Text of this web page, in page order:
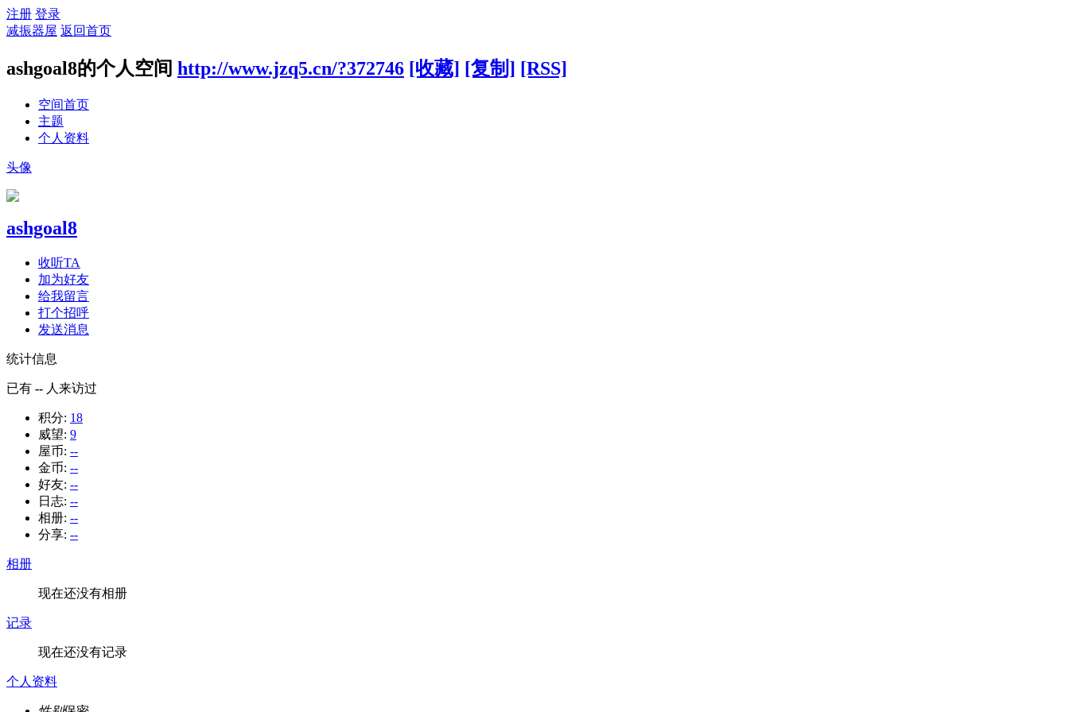
注册 登录
减振器屋 返回首页
ashgoal8的个人空间 http://www.jzq5.cn/?372746 [收藏] [复制] [RSS]
空间首页
主题
个人资料
头像
ashgoal8
收听TA
加为好友
给我留言
打个招呼
发送消息
统计信息
已有 -- 人来访过
积分: 18
威望: 9
屋币: --
金币: --
好友: --
日志: --
相册: --
分享: --
相册
现在还没有相册
记录
现在还没有记录
个人资料